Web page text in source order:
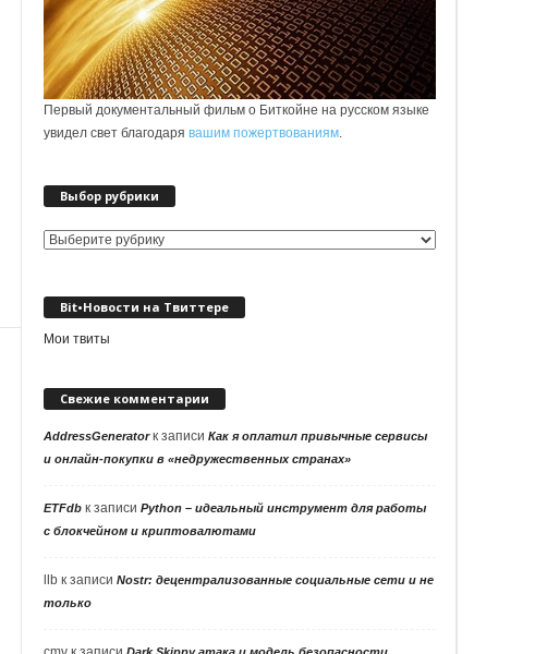
Первый документальный фильм о Биткойне на русском языке
увидел свет благодарявашим пожертвованиям.
Выбор рубрики
Выбор
Bit•Новости на Твиттере
Мои твиты
Свежие комментарии
AddressGeneratorк записиКак я оплатил привычные сервисы
и онлайн-покупки в «недружественных странах»
ETFdb к записиPython – идеальный инструмент для работы
с блокчейном и криптовалютами
llb к записиNostr: децентрализованные социальные сети и не
только